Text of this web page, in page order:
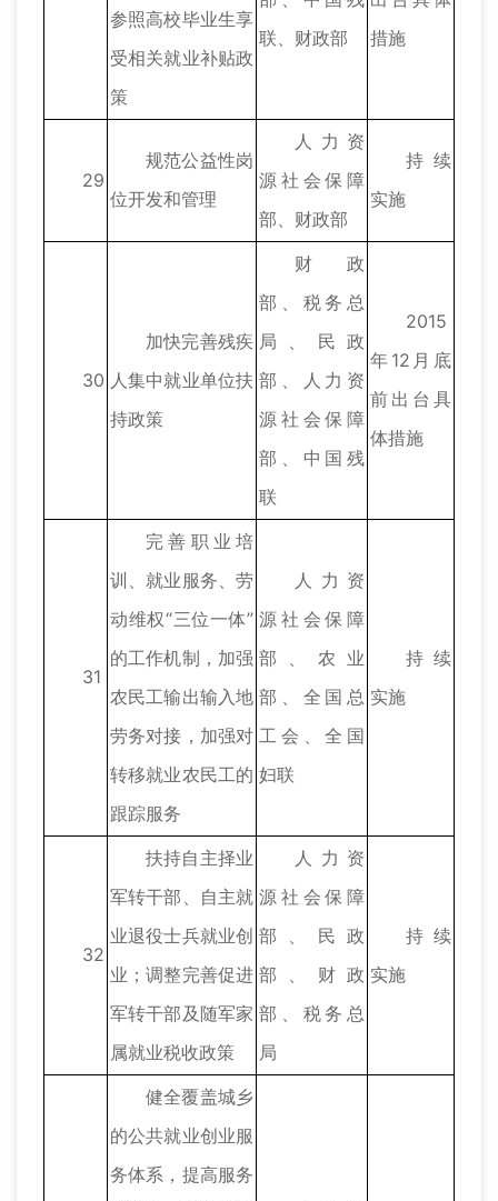
参照高校毕业生享
受相关就业补贴政
策
联、财政部
措施
29
规范公益性岗
位开发和管理
人力资
源社会保障
部、财政部
持续
实施
30
加快完善残疾
人集中就业单位扶
持政策
财政
部、税务总
局、民政
部、人力资
源社会保障
部、中国残
联
2015
年12月底
前出台具
体措施
31
完善职业培
训、就业服务、劳
动维权“三位一体”
的工作机制，加强
农民工输出输入地
劳务对接，加强对
转移就业农民工的
跟踪服务
人力资
源社会保障
部、农业
部、全国总
工会、全国
妇联
持续
实施
32
扶持自主择业
军转干部、自主就
业退役士兵就业创
业；调整完善促进
军转干部及随军家
属就业税收政策
人力资
源社会保障
部、民政
部、财政
部、税务总
局
持续
实施
健全覆盖城乡
的公共就业创业服
务体系，提高服务